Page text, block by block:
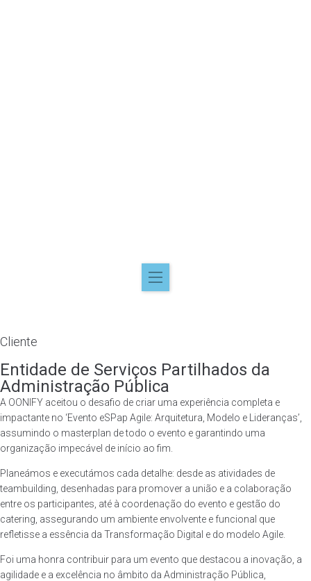
Template is not defined.
Cliente
Entidade de Serviços Partilhados da
Administração Pública
A OONIFY aceitou o desafio de criar uma experiência completa e
impactante no ‘Evento eSPap Agile: Arquitetura, Modelo e Lideranças’,
assumindo o masterplan de todo o evento e garantindo uma
organização impecável de início ao fim.
Planeámos e executámos cada detalhe: desde as atividades de
teambuilding, desenhadas para promover a união e a colaboração
entre os participantes, até à coordenação do evento e gestão do
catering, assegurando um ambiente envolvente e funcional que
refletisse a essência da Transformação Digital e do modelo Agile.
Foi uma honra contribuir para um evento que destacou a inovação, a
agilidade e a excelência no âmbito da Administração Pública,